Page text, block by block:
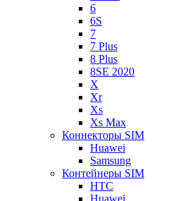
6
6S
7
7 Plus
8 Plus
8SE 2020
X
Xr
Xs
Xs Max
Коннекторы SIM
Huawei
Samsung
Контейнеры SIM
HTC
Huawei